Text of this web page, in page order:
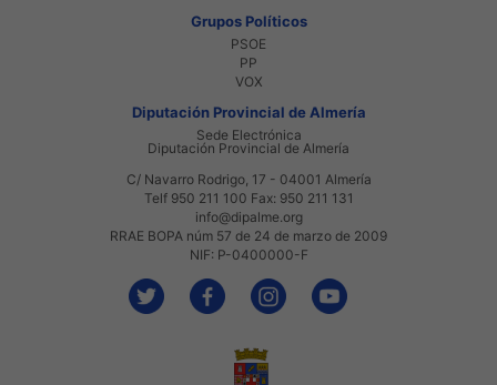
Grupos Políticos
PSOE
PP
VOX
Diputación Provincial de Almería
Sede Electrónica
Diputación Provincial de Almería
C/ Navarro Rodrigo, 17 - 04001 Almería
Telf 950 211 100 Fax: 950 211 131
info@dipalme.org
RRAE BOPA núm 57 de 24 de marzo de 2009
NIF: P-0400000-F